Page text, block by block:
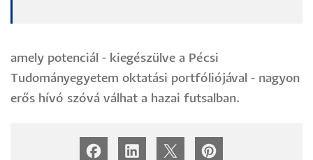
amely potenciál - kiegészülve a Pécsi
Tudományegyetem oktatási portfóliójával - nagyon
erős hívó szóvá válhat a hazai futsalban.